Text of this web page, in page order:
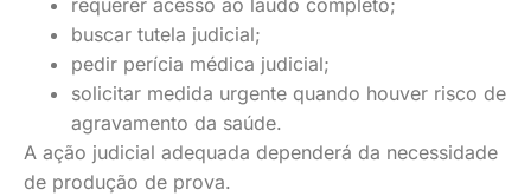
requerer acesso ao laudo completo;
buscar tutela judicial;
pedir perícia médica judicial;
solicitar medida urgente quando houver risco de
agravamento da saúde.
A ação judicial adequada dependerá da necessidade
de produção de prova.